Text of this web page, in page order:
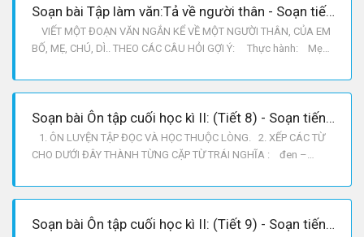
GÌ ?
Soạn bài Tập làm văn:Tả về người thân - Soạn tiếng việt lớp 2
VIẾT MỘT ĐOẠN VĂN NGẮN KỂ VỀ MỘT NGƯỜI THÂN, CỦA EM
BỐ, MẸ, CHÚ, DÌ.. THEO CÁC CÂU HỎI GỢI Ý: Thực hành: Mẹ
bệnh viện cùng các y, bác sĩ khác chăm, sóc, chữa bệnh cho mọi
Soạn bài Ôn tập cuối học kì II: (Tiết 8) - Soạn tiếng việt lớp 2
1. ÔN LUYỆN TẬP ĐỌC VÀ HỌC THUỘC LÒNG. 2. XẾP CÁC TỪ
CHO DƯỚI ĐÂY THÀNH TỪNG CẶP TỪ TRÁI NGHĨA : đen –
béo. 3. EM CHỌN DẤU CÂU NÀO ĐỂ ĐIỀN VÀO MỖI Ô TRỐNG ?
Soạn bài Ôn tập cuối học kì II: (Tiết 9) - Soạn tiếng việt lớp 2